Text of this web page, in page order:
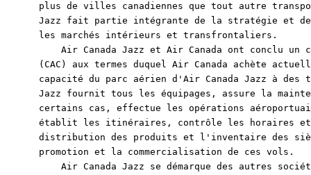
plus de villes canadiennes que tout autre
Jazz fait partie intégrante de la stratégie et de
les marchés intérieurs et transfrontaliers.
Air Canada Jazz et Air Canada ont conclu un
(CAC) aux termes duquel Air Canada achète
capacité du parc aérien d'Air Canada Jazz à des
Jazz fournit tous les équipages, assure la
certains cas, effectue les opérations
établit les itinéraires, contrôle les horaires
distribution des produits et l'inventaire des
promotion et la commercialisation de ces vols.
Air Canada Jazz se démarque des autres